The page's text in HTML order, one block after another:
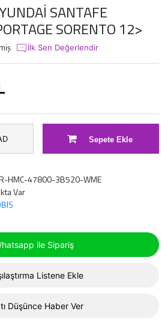
SANTAFE
SORENTO 12>
İlk Sen Değerlendir
Sepete Ekle
HMC-47800-3B520-WME
Var
ile Sipariş
Listene Ekle
Düşünce Haber Ver